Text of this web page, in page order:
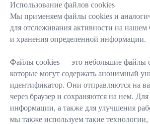
Использование файлов cookies
Мы применяем файлы cookies и
для отслеживания активности на нашем
и хранения определенной информации.
Файлы cookies — это небольшие файлы
которые могут содержать анонимный
идентификатор. Они отправляются на
через браузер и сохраняются на нем.
информации, а также для улучшения
мы также используем такие технологии,